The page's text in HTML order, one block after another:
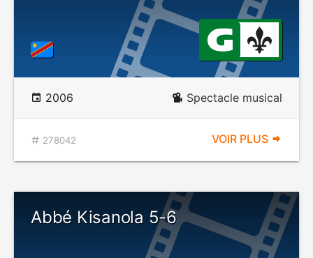
2006 Spectacle musical
278042 VOIR PLUS
Abbé Kisanola 5-6